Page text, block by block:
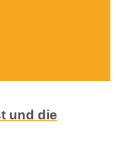
und die